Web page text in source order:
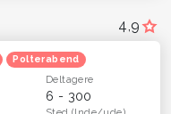
4,9
Polterabend
Deltagere
6 - 300